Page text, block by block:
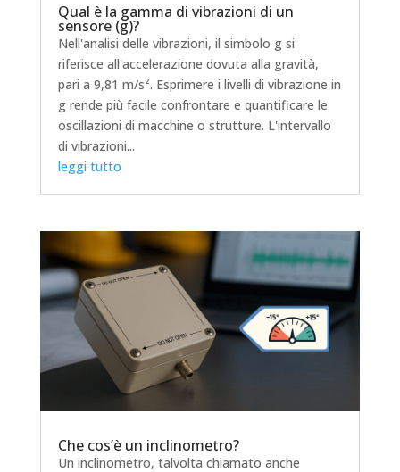
Qual è la gamma di vibrazioni di un
sensore (g)?
Nell'analisi delle vibrazioni, il simbolo g si
riferisce all'accelerazione dovuta alla gravità,
pari a 9,81 m/s². Esprimere i livelli di vibrazione in
g rende più facile confrontare e quantificare le
oscillazioni di macchine o strutture. L'intervallo
di vibrazioni...
leggi tutto
Che cos’è un inclinometro?
Un inclinometro, talvolta chiamato anche